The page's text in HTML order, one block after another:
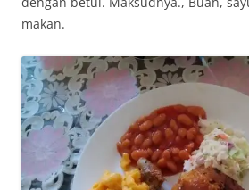
makan.